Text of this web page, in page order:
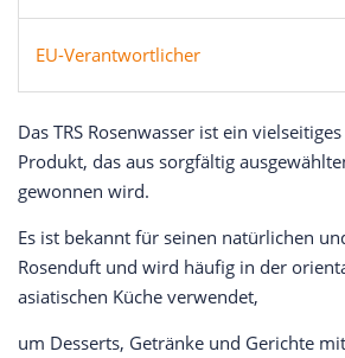
EU-Verantwortlicher
Das TRS Rosenwasser ist ein
Produkt, das aus sorgfältig
gewonnen wird.
Es ist bekannt für seinen natürlichen
Rosenduft und wird häufig in der
asiatischen Küche verwendet,
um Desserts, Getränke und Gerichte